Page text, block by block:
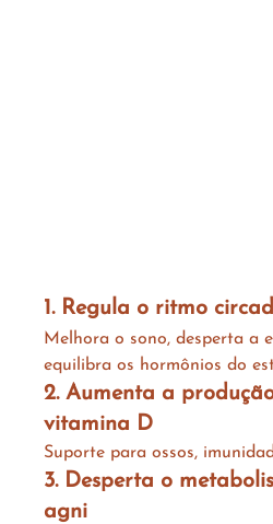
1. Regula o ritmo
Melhora o sono, desperta a
equilibra os hormônios do
2. Aumenta a
vitamina D
Suporte para ossos,
3. Desperta o
agni